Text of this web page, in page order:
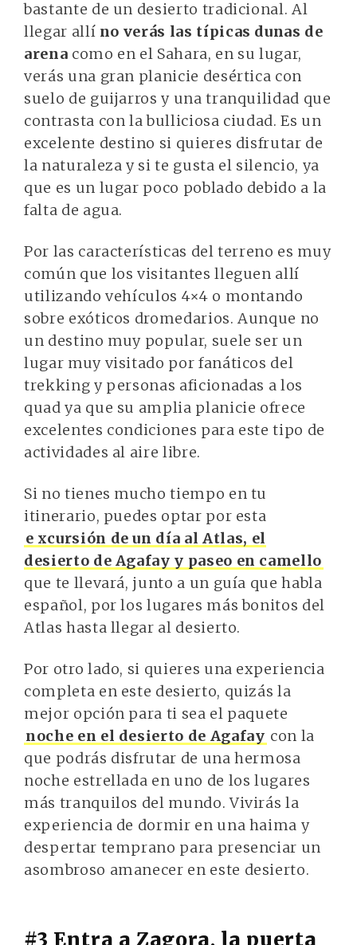
bastante de un desierto tradicional. Al
llegar allí no verás las típicas dunas de
arena como en el Sahara, en su lugar,
verás una gran planicie desértica con
suelo de guijarros y una tranquilidad que
contrasta con la bulliciosa ciudad. Es un
excelente destino si quieres disfrutar de
la naturaleza y si te gusta el silencio, ya
que es un lugar poco poblado debido a la
falta de agua.
Por las características del terreno es muy
común que los visitantes lleguen allí
utilizando vehículos 4×4 o montando
sobre exóticos dromedarios. Aunque no
un destino muy popular, suele ser un
lugar muy visitado por fanáticos del
trekking y personas aficionadas a los
quad ya que su amplia planicie ofrece
excelentes condiciones para este tipo de
actividades al aire libre.
Si no tienes mucho tiempo en tu
itinerario, puedes optar por esta
e xcursión de un día al Atlas, el
desierto de Agafay y paseo en camello
que te llevará, junto a un guía que habla
español, por los lugares más bonitos del
Atlas hasta llegar al desierto.
Por otro lado, si quieres una experiencia
completa en este desierto, quizás la
mejor opción para ti sea el paquete
noche en el desierto de Agafay con la
que podrás disfrutar de una hermosa
noche estrellada en uno de los lugares
más tranquilos del mundo. Vivirás la
experiencia de dormir en una haima y
despertar temprano para presenciar un
asombroso amanecer en este desierto.